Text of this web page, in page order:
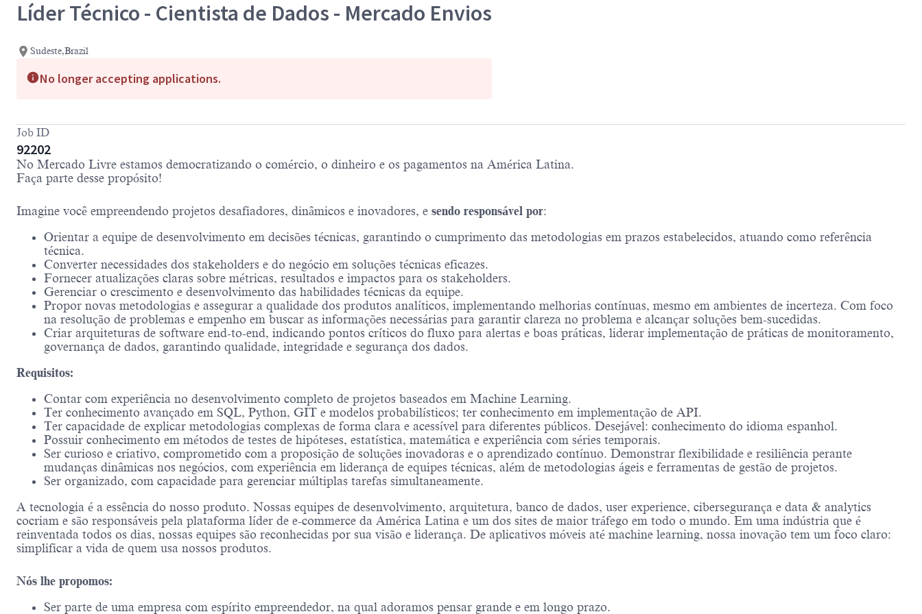
Líder Técnico - Cientista de Dados - Mercado Envios
Sudeste,Brazil
No longer accepting applications.
Job ID
92202
No Mercado Livre estamos democratizando o comércio, o dinheiro e os pagamentos na América Latina.
Faça parte desse propósito!
Imagine você empreendendo projetos desafiadores, dinâmicos e inovadores, e sendo responsável por:
Orientar a equipe de desenvolvimento em decisões técnicas, garantindo o cumprimento das metodologias em prazos estabelecidos, atuando como referência
técnica.
Converter necessidades dos stakeholders e do negócio em soluções técnicas eficazes.
Fornecer atualizações claras sobre métricas, resultados e impactos para os stakeholders.
Gerenciar o crescimento e desenvolvimento das habilidades técnicas da equipe.
Propor novas metodologias e assegurar a qualidade dos produtos analíticos, implementando melhorias contínuas, mesmo em ambientes de incerteza. Com foco
na resolução de problemas e empenho em buscar as informações necessárias para garantir clareza no problema e alcançar soluções bem-sucedidas.
Criar arquiteturas de software end-to-end, indicando pontos críticos do fluxo para alertas e boas práticas, liderar implementação de práticas de monitoramento,
governança de dados, garantindo qualidade, integridade e segurança dos dados.
Requisitos:
Contar com experiência no desenvolvimento completo de projetos baseados em Machine Learning.
Ter conhecimento avançado em SQL, Python, GIT e modelos probabilísticos; ter conhecimento em implementação de API.
Ter capacidade de explicar metodologias complexas de forma clara e acessível para diferentes públicos. Desejável: conhecimento do idioma espanhol.
Possuir conhecimento em métodos de testes de hipóteses, estatística, matemática e experiência com séries temporais.
Ser curioso e criativo, comprometido com a proposição de soluções inovadoras e o aprendizado contínuo. Demonstrar flexibilidade e resiliência perante
mudanças dinâmicas nos negócios, com experiência em liderança de equipes técnicas, além de metodologias ágeis e ferramentas de gestão de projetos.
Ser organizado, com capacidade para gerenciar múltiplas tarefas simultaneamente.
A tecnologia é a essência do nosso produto. Nossas equipes de desenvolvimento, arquitetura, banco de dados, user experience, cibersegurança e data & analytics
cocriam e são responsáveis ​​pela plataforma líder de e-commerce da América Latina e um dos sites de maior tráfego em todo o mundo. Em uma indústria que é
reinventada todos os dias, nossas equipes são reconhecidas por sua visão e liderança. De aplicativos móveis até machine learning, nossa inovação tem um foco claro:
simplificar a vida de quem usa nossos produtos.
Nós lhe propomos:
Ser parte de uma empresa com espírito empreendedor, na qual adoramos pensar grande e em longo prazo.